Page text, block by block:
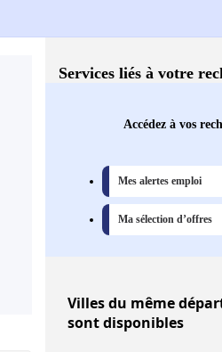
Services liés à votre
Accédez à vos
Mes alertes emploi
Ma sélection d’offres
Villesdu même
sont disponibles